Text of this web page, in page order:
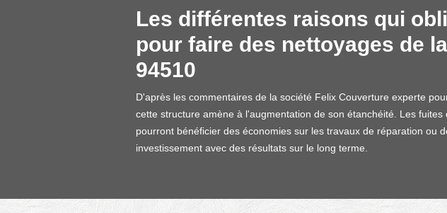
Les différentes raisons qui
pour faire des nettoyages de
94510
D'après les commentaires de la société Felix Couverture experte
cette structure amène à l'augmentation de son étanchéité. Les
pourront bénéficier des économies sur les travaux de réparation ou
investissement avec des résultats sur le long terme.